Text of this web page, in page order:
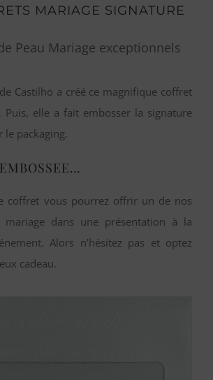
MARIAGE SIGNATURE
Peau Mariage exceptionnels
Castilho a créé ce magnifique coffret
Puis, elle a fait embosser la signature
le packaging.
coffret vous pourrez offrir un de nos
dans une présentation à la
Alors n’hésitez pas et optez
cadeau.